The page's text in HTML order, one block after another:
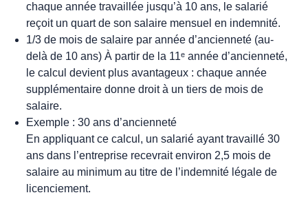
chaque année travaillée jusqu’à 10 ans, le salarié
reçoit un quart de son salaire mensuel en indemnité.
1/3 de mois de salaire par année d’ancienneté (au-
delà de 10 ans) À partir de la 11ᵉ année d’ancienneté,
le calcul devient plus avantageux : chaque année
supplémentaire donne droit à un tiers de mois de
salaire.
Exemple : 30 ans d’ancienneté
En appliquant ce calcul, un salarié ayant travaillé 30
ans dans l’entreprise recevrait environ 2,5 mois de
salaire au minimum au titre de l’indemnité légale de
licenciement.